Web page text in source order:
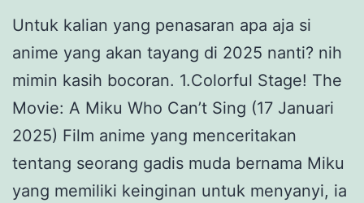
Untuk kalian yang penasaran apa aja si
anime yang akan tayang di 2025 nanti? nih
mimin kasih bocoran. 1.Colorful Stage! The
Movie: A Miku Who Can’t Sing (17 Januari
2025) Film anime yang menceritakan
tentang seorang gadis muda bernama Miku
yang memiliki keinginan untuk menyanyi, ia